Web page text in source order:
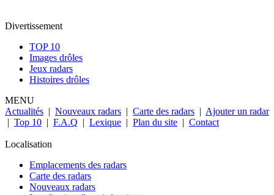
Divertissement
TOP 10
Images drôles
Jeux radars
Histoires drôles
MENU
Actualités | Nouveaux radars | Carte des radars | Ajouter un radar
| Top 10 | F.A.Q | Lexique | Plan du site | Contact
Localisation
Emplacements des radars
Carte des radars
Nouveaux radars